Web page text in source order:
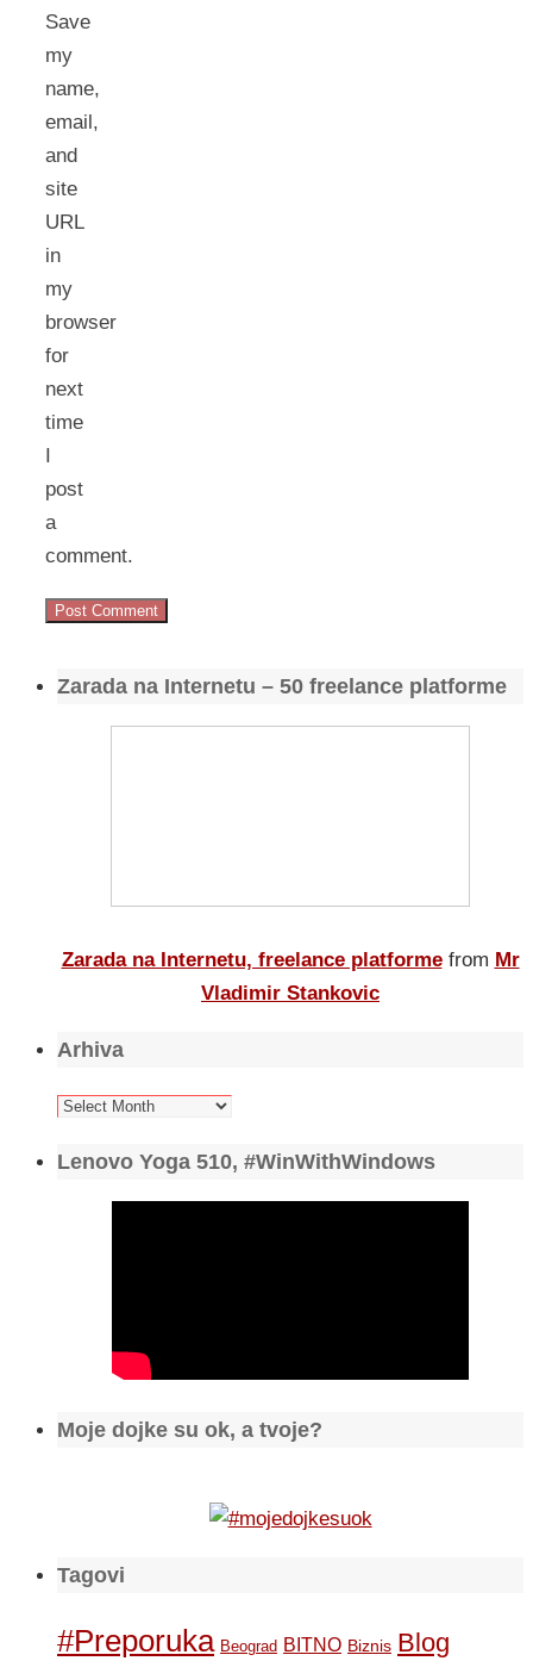
Save
my
name,
email,
and
site
URL
in
my
browser
for
next
time
post
a
comment.
Zarada na Internetu – 50 freelance platforme
Zarada na Internetu, freelance platforme from Mr
Vladimir Stankovic
Arhiva
Arhiva
Lenovo Yoga 510, #WinWithWindows
Moje dojke su ok, a tvoje?
Tagovi
#Preporuka Beograd BITNO Biznis Blog